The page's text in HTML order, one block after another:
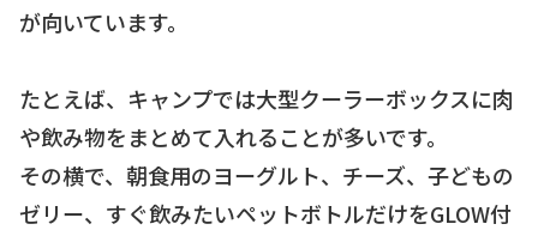
が向いています。
たとえば、キャンプでは大型クーラーボックスに肉
や飲み物をまとめて入れることが多いです。
その横で、朝食用のヨーグルト、チーズ、子どもの
ゼリー、すぐ飲みたいペットボトルだけをGLOW付